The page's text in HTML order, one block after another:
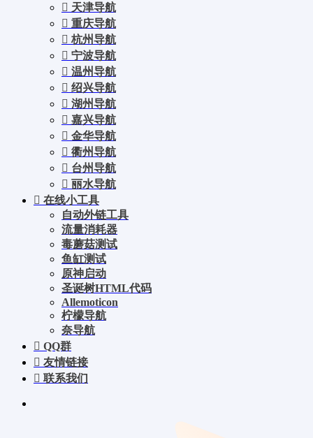
天津导航
重庆导航
杭州导航
宁波导航
温州导航
绍兴导航
湖州导航
嘉兴导航
金华导航
衢州导航
台州导航
丽水导航
在线小工具
自动外链工具
流量消耗器
毒蘑菇测试
鱼缸测试
原神启动
圣诞树HTML代码
Allemoticon
柠檬导航
奈导航
QQ群
友情链接
联系我们